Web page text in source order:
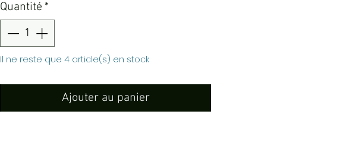
Quantité *
Il ne reste que 4 article(s) en stock
Ajouter au panier